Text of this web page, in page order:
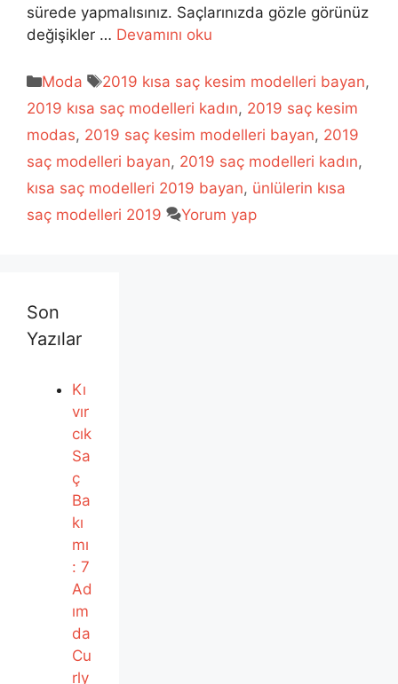
sürede yapmalısınız. Saçlarınızda gözle görünüz
değişikler … Devamını oku
Kategoriler
Moda Etiketler
2019 kısa saç kesim modelleri bayan,
2019 kısa saç modelleri kadın, 2019 saç kesim
modas, 2019 saç kesim modelleri bayan, 2019
saç modelleri bayan, 2019 saç modelleri kadın,
kısa saç modelleri 2019 bayan, ünlülerin kısa
saç modelleri 2019
Yorum yap
Son
Yazılar
Kı
vır
cık
Sa
ç
Ba
kı
mı
: 7
Ad
ım
da
Cu
rly